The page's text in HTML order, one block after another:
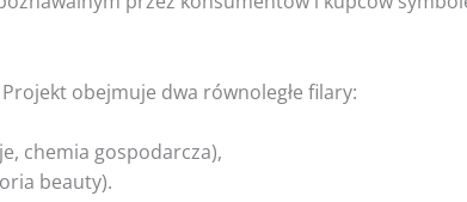
obejmuje dwa równoległe filary:
chemia gospodarcza),
beauty).